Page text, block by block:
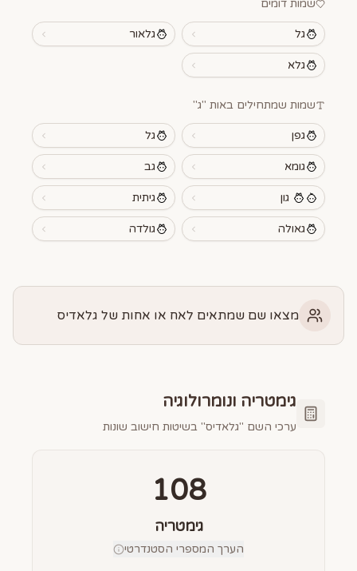
שמות דומים
גל גלאור
גלא
שמות שמתחילים באות "ג"
גפן גל
גומא גב
גון גיתית
גאולה גולדה
מצאו שם שמתאים לאח או אחות של גלאדיס
גימטריה ונומרולוגיה
ערכי השם "גלאדיס" בשיטות חישוב שונות
108
גימטריה
הערך המספרי הסטנדרטי